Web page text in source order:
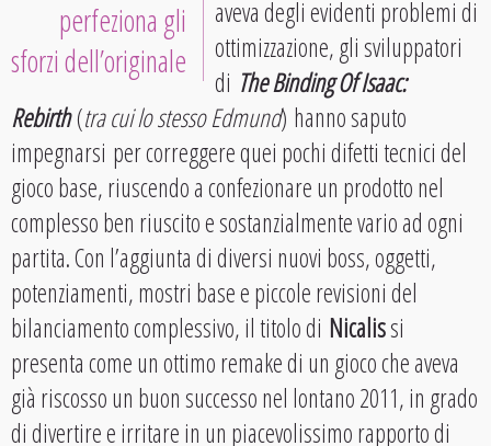
perfeziona gli
sforzi dell’originale
aveva degli evidenti problemi di
ottimizzazione, gli sviluppatori
di The Binding Of Isaac:
Rebirth(tra cui lo stesso Edmund) hanno saputo
impegnarsi per correggere quei pochi difetti tecnici del
gioco base, riuscendo a confezionare un prodotto nel
complesso ben riuscito e sostanzialmente vario ad ogni
partita. Con l’aggiunta di diversi nuovi boss, oggetti,
potenziamenti, mostri base e piccole revisioni del
bilanciamento complessivo, il titolo di Nicalissi
presenta come un ottimo remake di un gioco che aveva
già riscosso un buon successo nel lontano 2011, in grado
di divertire e irritare in un piacevolissimo rapporto di